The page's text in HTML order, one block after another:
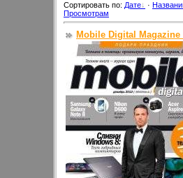
Сортировать по: Дате ·
Просмотрам
Mobile Digital